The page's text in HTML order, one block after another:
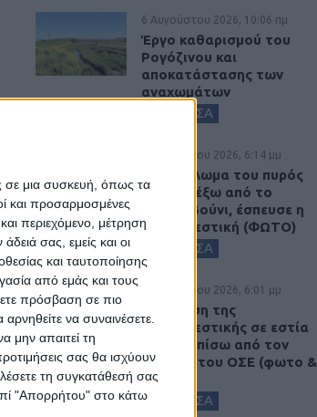
σε μια συσκευή, όπως τα
και προσαρμοσμένες
περιεχόμενο, μέτρηση
σας, εμείς και οι
και ταυτοποίησης
από εμάς και τους
πρόσβαση σε πιο
να συναινέσετε.
μην απαιτεί τη
σας θα ισχύουν
τη συγκατάθεσή σας
"Απορρήτου" στο κάτω
6 Αυγούστου 2026, 10:06 πμ
Έργο καθαρισμού του
Ρογόζινου και
αποκατάστασης των
αναχωμάτων
ΚΑΡΔΙΤΣΑ
5 Αυγούστου 2026, 6:14 μμ
Παρανάλωμα του πυρός
έγινε ΙΧ έξω από το
Μορφοβούνι, έσπευσε η
Πυροσβεστική (ΦΩΤΟ)
ΚΑΡΔΙΤΣΑ
5 Αυγούστου 2026, 6:01 μμ
Επέμβαση της
Πυροσβεστικής σε εστία
φωτιάς πίσω από τον
σταθμό του ΟΣΕ (φωτο &
βιντεο)
ΚΑΡΔΙΤΣΑ